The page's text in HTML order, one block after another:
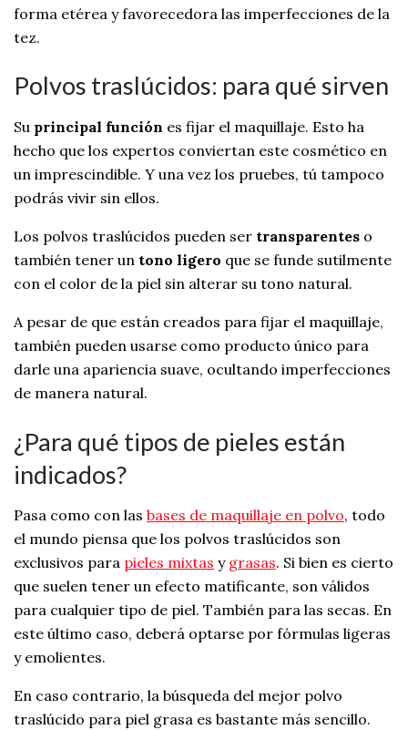
forma etérea y favorecedora las imperfecciones de la
tez.
Polvos traslúcidos: para qué sirven
Su principal función es fijar el maquillaje. Esto ha
hecho que los expertos conviertan este cosmético en
un imprescindible. Y una vez los pruebes, tú tampoco
podrás vivir sin ellos.
Los polvos traslúcidos pueden ser transparentes o
también tener un tono ligero que se funde sutilmente
con el color de la piel sin alterar su tono natural.
A pesar de que están creados para fijar el maquillaje,
también pueden usarse como producto único para
darle una apariencia suave, ocultando imperfecciones
de manera natural.
¿Para qué tipos de pieles están
indicados?
Pasa como con las bases de maquillaje en polvo, todo
el mundo piensa que los polvos traslúcidos son
exclusivos para pieles mixtas y grasas. Si bien es cierto
que suelen tener un efecto matificante, son válidos
para cualquier tipo de piel. También para las secas. En
este último caso, deberá optarse por fórmulas ligeras
y emolientes.
En caso contrario, la búsqueda del mejor polvo
traslúcido para piel grasa es bastante más sencillo.